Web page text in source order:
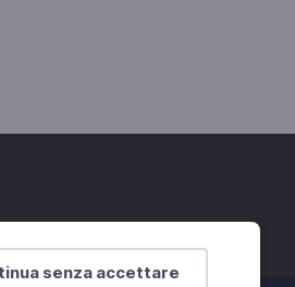
senza accettare